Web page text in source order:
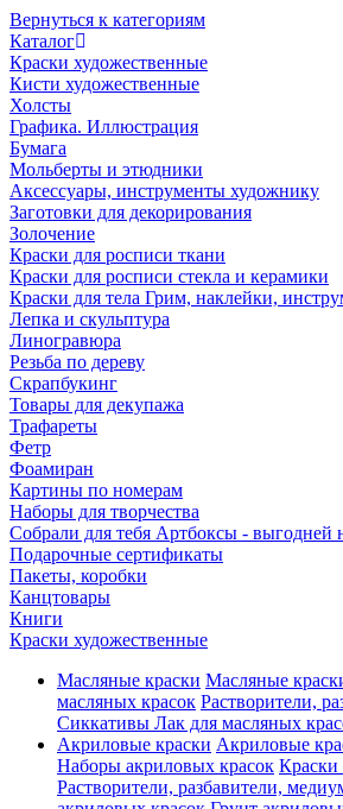
Вернуться к категориям
Каталог
Краски художественные
Кисти художественные
Холсты
Графика. Иллюстрация
Бумага
Мольберты и этюдники
Аксессуары, инструменты художнику
Заготовки для декорирования
Золочение
Краски для росписи ткани
Краски для росписи стекла и керамики
Краски для тела Грим, наклейки,
Лепка и скульптура
Линогравюра
Резьба по дереву
Скрапбукинг
Товары для декупажа
Трафареты
Фетр
Фоамиран
Картины по номерам
Наборы для творчества
Собрали для тебя Артбоксы - выгодней
Подарочные сертификаты
Пакеты, коробки
Канцтовары
Книги
Краски художественные
Масляные краски Масляные
масляных красок Растворители,
Сиккативы Лак для масляных
Акриловые краски Акриловые
Наборы акриловых красок Краски
Растворители, разбавители,